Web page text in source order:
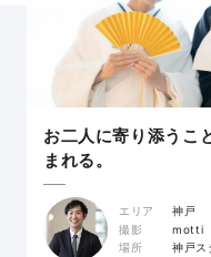
お二人に寄り添うこ
まれる。
エリア
神戸
撮影
motti
場所
神戸ス